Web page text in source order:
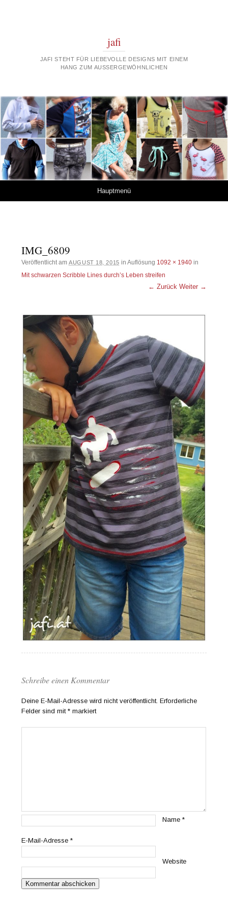
jafi
JAFI STEHT FÜR LIEBEVOLLE DESIGNS MIT EINEM
HANG ZUM AUSSERGEWÖHNLICHEN
Hauptmenü
IMG_6809
Veröffentlicht amAUGUST 18, 2015 in Auflösung 1092 × 1940in
Mit schwarzen Scribble Lines durch’s Leben streifen
← Zurück Weiter →
Schreibe einen Kommentar
Deine E-Mail-Adresse wird nicht veröffentlicht. Erforderliche
Felder sind mit* markiert
Name*
E-Mail-Adresse*
Website